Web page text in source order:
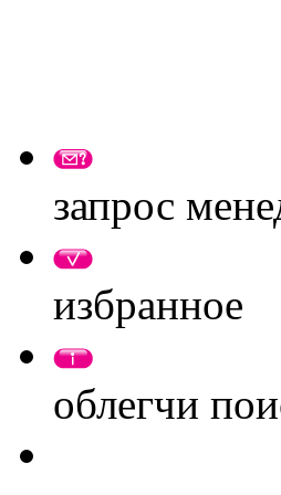
запрос
избранное
облегчи